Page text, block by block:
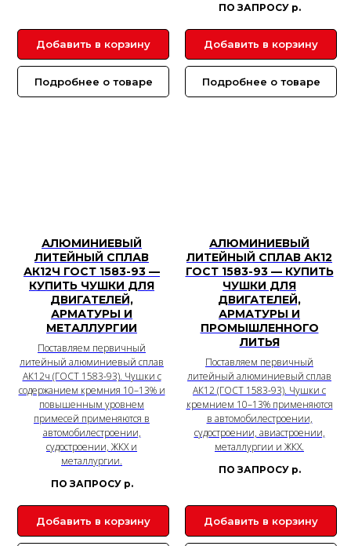
Добавить в корзину
Подробнее о товаре
ПО ЗАПРОСУ р.
Добавить в корзину
Подробнее о товаре
АЛЮМИНИЕВЫЙ
ЛИТЕЙНЫЙ СПЛАВ
АК12Ч ГОСТ 1583-93 —
КУПИТЬ ЧУШКИ ДЛЯ
ДВИГАТЕЛЕЙ,
АРМАТУРЫ И
МЕТАЛЛУРГИИ
Поставляем первичный
литейный алюминиевый сплав
АК12ч (ГОСТ 1583-93). Чушки с
содержанием кремния 10–13% и
повышенным уровнем
примесей применяются в
автомобилестроении,
судостроении, ЖКХ и
металлургии.
ПО ЗАПРОСУ р.
Добавить в корзину
АЛЮМИНИЕВЫЙ
ЛИТЕЙНЫЙ СПЛАВ АК12
ГОСТ 1583-93 — КУПИТЬ
ЧУШКИ ДЛЯ
ДВИГАТЕЛЕЙ,
АРМАТУРЫ И
ПРОМЫШЛЕННОГО
ЛИТЬЯ
Поставляем первичный
литейный алюминиевый сплав
АК12 (ГОСТ 1583-93). Чушки с
кремнием 10–13% применяются
в автомобилестроении,
судостроении, авиастроении,
металлургии и ЖКХ.
ПО ЗАПРОСУ р.
Добавить в корзину